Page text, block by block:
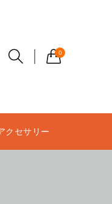
0
クセサリー